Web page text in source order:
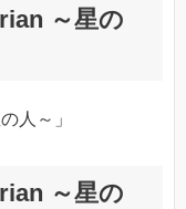
～星の
人～」
～星の